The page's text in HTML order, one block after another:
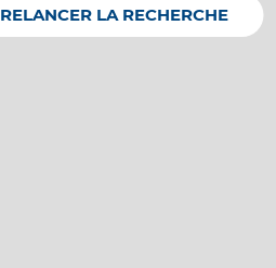
RELANCER LA RECHERCHE